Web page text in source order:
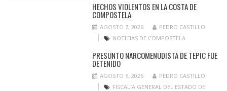
HECHOS VIOLENTOS EN LA COSTA DE
COMPOSTELA
AGOSTO 7, 2026
PEDRO CASTILLO
NOTICIAS DE COMPOSTELA
PRESUNTO NARCOMENUDISTA DE TEPIC FUE
DETENIDO
AGOSTO 6, 2026
PEDRO CASTILLO
FISCALIA GENERAL DEL ESTADO DE